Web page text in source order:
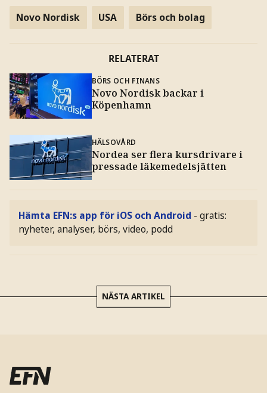
Novo Nordisk USA Börs och bolag
RELATERAT
BÖRS OCH FINANS
Novo Nordisk backar i
Köpenhamn
HÄLSOVÅRD
Nordea ser flera kursdrivare i
pressade läkemedelsjätten
Hämta EFN:s app för iOS och Android - gratis:
nyheter, analyser, börs, video, podd
NÄSTA ARTIKEL